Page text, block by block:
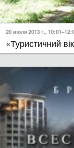
20 июля 2013 г.,
«Туристичний